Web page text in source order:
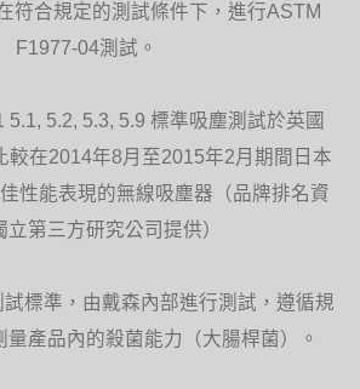
符合規定的測試條件下，進行ASTM
F1977-04測試。
5.1, 5.2, 5.3, 5.9 標準吸塵測試於英國
較在2014年8月至2015年2月期間日本
性能表現的無線吸塵器（品牌排名資
立第三方研究公司提供）
標準，由戴森內部進行測試，遵循規
量產品內的殺菌能力（大腸桿菌）。